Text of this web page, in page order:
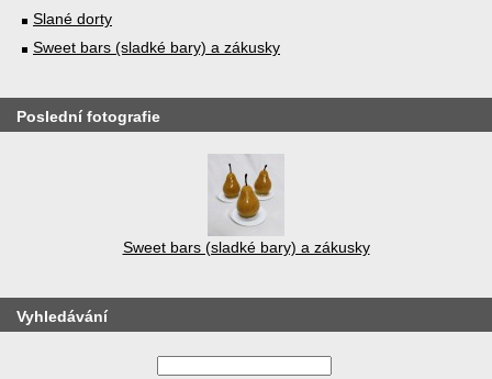
Slané dorty
Sweet bars (sladké bary) a zákusky
Poslední fotografie
Sweet bars (sladké bary) a zákusky
Vyhledávání